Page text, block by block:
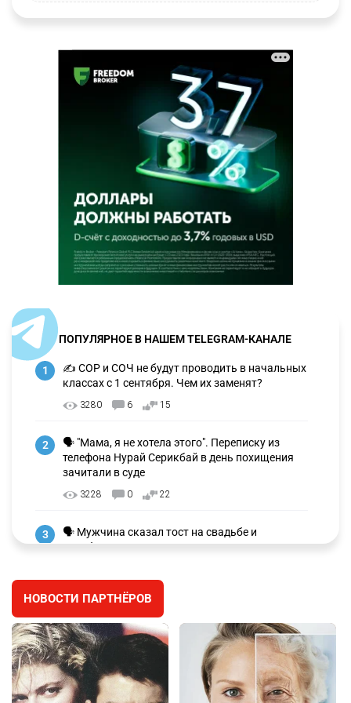
ПОПУЛЯРНОЕ В НАШЕМ TELEGRAM-КАНАЛЕ
1
✍️ СОР и СОЧ не будут проводить в начальных
классах с 1 сентября. Чем их заменят?
3280 6 15
2
🗣 "Мама, я не хотела этого". Переписку из
телефона Нурай Серикбай в день похищения
зачитали в суде
3228 0 22
3
🗣 Мужчина сказал тост на свадьбе и
заработал уголовное дело
🐏 Скота больше, а мясо дороже. Почему в
Казахстане продолжают расти цены на
баранину и конину
2675
5
⚠️ Доброе утро, друзья! Предлагаем обзор
НОВОСТИ ПАРТНЁРОВ